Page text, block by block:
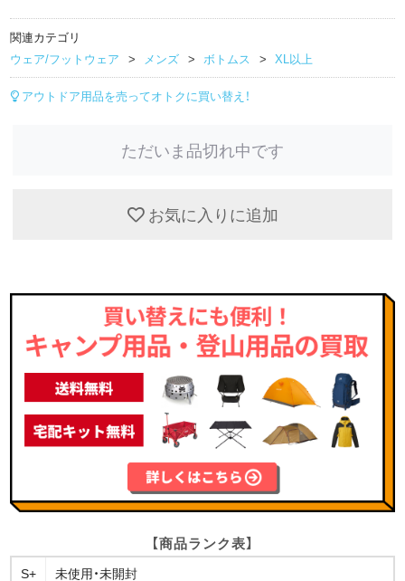
関連カテゴリ
ウェア/フットウェア
メンズ ボトムス XL以上
アウトドア用品を売ってオトクに買い替え！
ただいま品切れ中です
お気に入りに追加
【商品ランク表】
S+
未使用・未開封